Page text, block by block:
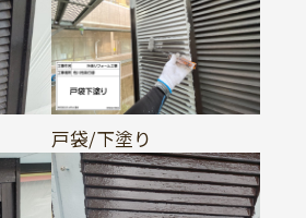
戸袋/下塗り